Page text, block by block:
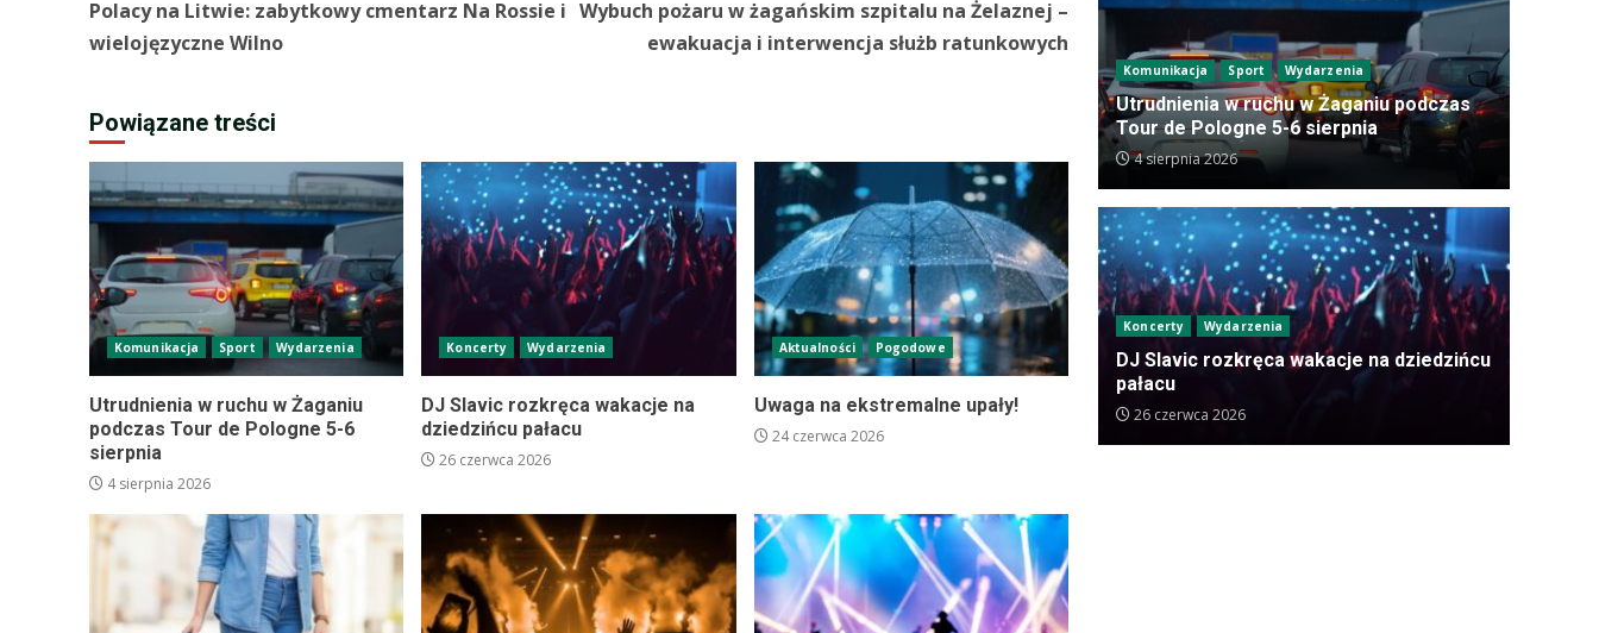
wpisy
Polacy na Litwie: zabytkowy cmentarz Na Rossie i
wielojęzyczne Wilno
Wybuch pożaru w żagańskim szpitalu na Żelaznej –
ewakuacja i interwencja służb ratunkowych
Powiązane treści
Komunikacja Sport Wydarzenia
Utrudnienia w ruchu w Żaganiu
podczas Tour de Pologne 5-6
sierpnia
4 sierpnia 2026
Koncerty Wydarzenia
DJ Slavic rozkręca wakacje na
dziedzińcu pałacu
26 czerwca 2026
Aktualności Pogodowe
Uwaga na ekstremalne upały!
24 czerwca 2026
Komunikacja Sport Wydarzenia
Utrudnienia w ruchu w Żaganiu podczas
Tour de Pologne 5-6 sierpnia
4 sierpnia 2026
Koncerty Wydarzenia
DJ Slavic rozkręca wakacje na dziedzińcu
pałacu
26 czerwca 2026